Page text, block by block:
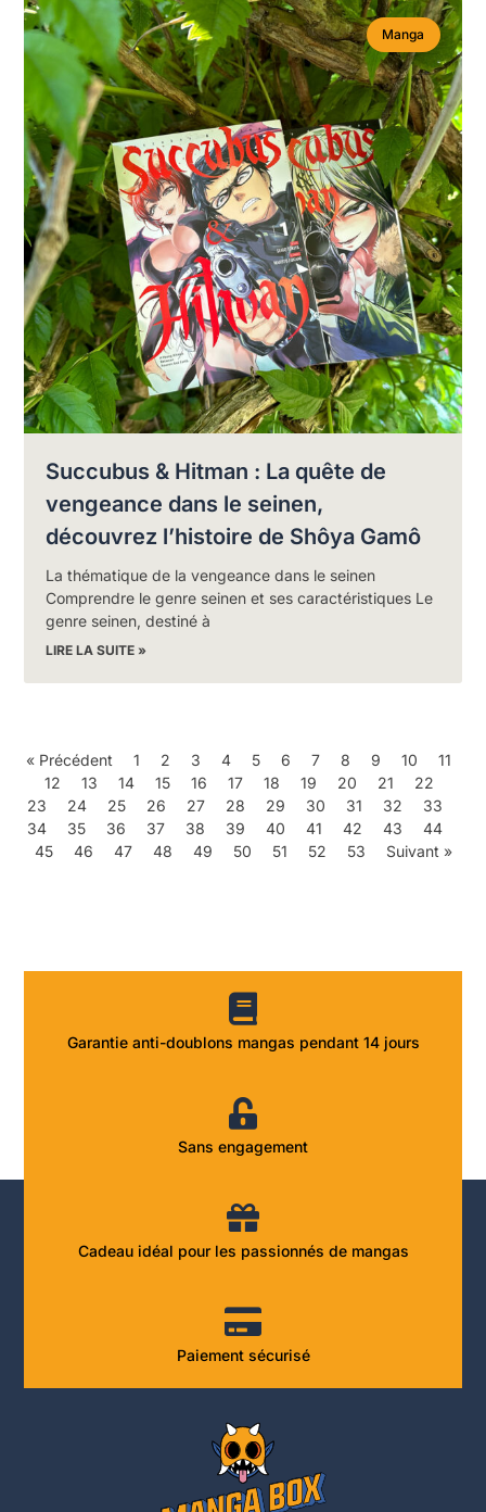
Manga
Succubus & Hitman : La quête de
vengeance dans le seinen,
découvrez l’histoire de Shôya Gamô
La thématique de la vengeance dans le seinen
Comprendre le genre seinen et ses caractéristiques Le
genre seinen, destiné à
LIRE LA SUITE »
« Précédent 1 2 3 4 5 6 7 8 9 10
11
12
13 14 15 16 17 18 19 20 21
22
23
24 25 26 27 28 29 30 31 32
33
34
35 36 37 38 39 40 41 42 43
44
45
46 47 48 49 50 51 52 53 Suivant »
Garantie anti-doublons mangas pendant 14 jours
Sans engagement
Cadeau idéal pour les passionnés de mangas
Paiement sécurisé